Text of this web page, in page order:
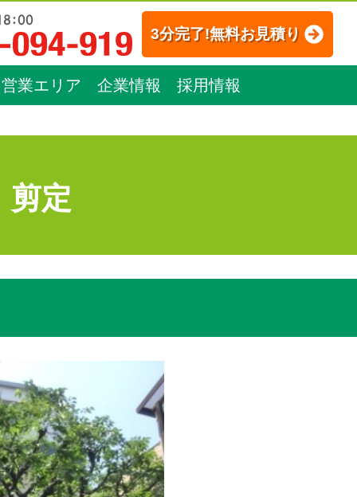
3分完了!無料お見積り
営業エリア 企業情報 採用情報
剪定